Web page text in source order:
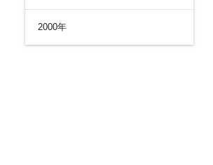
2000年